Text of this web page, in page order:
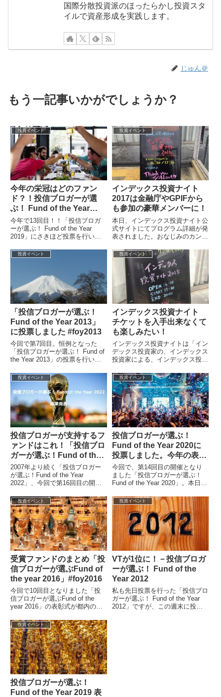
国際分散投資派のほったらかし投資スタ
イルで資産形成を実践します。
じゅん＠
もう一記事いかがでしょうか？
投資イベント
今年の栄冠はどのファン
ド？！投信ブロガーが選
ぶ！ Fund of the Year
2019に投票しました
今年で13回目！！「投信ブロガ
ーが選ぶ！ Fund of the Year
2019」にさきほど投票を行いま
選ぶ！Fund of ...
投資イベント
インデックス投資ナイト
2017は金融庁やGPIFから
も参加の豪華メンバーに！
本日、インデックス投資ナイト公
式サイトにてプログラム詳細が発
表されました。おなじみのカン・
ん、金融庁やGPIFからも参加さ
れる超豪華...
投資イベント
「投信ブロガーが選ぶ！
Fund of the Year 2013」
に投票しました #foy2013
今回で第7回目。恒例となった
「投信ブロガーが選ぶ！ Fund of
the Year 2013」の投票を行いま
rennyさんのブロ...
投資イベント
インデックス投資ナイト
チケットを入手出来なくて
も楽しみたい！
インデックス投資ナイトは「イン
デックス投資家の、インデックス
投資家による、インデックス投資
で8回目。7月9日(土曜日)にお台
場カル...
投資イベント
投信ブロガーが支持するフ
ァンドはこれ！「投信ブロ
ガーが選ぶ！Fund of the
Year 2022」結果発表
2007年より続く「投信ブロガー
が選ぶ！Fund of the Year
2022」、今回で第16回目の開催
夏の「インデックス投資...
投資イベント
投信ブロガーが選ぶ！
Fund of the Year 2020に
投票しました。今年の表彰
式はWEB開催！
今回で、第14回目の開催となり
ました「投信ブロガーが選ぶ！
Fund of the Year 2020」。本日よ
サイト投信ブロガーが...
投資イベント
受賞ファンドのまとめ「投
信ブロガーが選ぶFund of
the year 2016」#foy2016
今回で10回目となりました「投
信ブロガーが選ぶFund of the
year 2016」の表彰式が都内のシ
れました。運営委員長の...
投資イベント
VTが1位に！－投信ブロガ
ーが選ぶ！ Fund of the
Year 2012
私も先日投票を行った「投信ブロ
ガーが選ぶ！ Fund of the Year
2012」ですが、この週末に投票
投資イベント
投信ブロガーが選ぶ！
Fund of the Year 2019 表